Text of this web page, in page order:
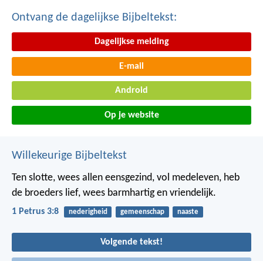
Ontvang de dagelijkse Bijbeltekst:
Dagelijkse melding
E-mail
Android
Op je website
Willekeurige Bijbeltekst
Ten slotte, wees allen eensgezind, vol medeleven, heb
de broeders lief, wees barmhartig en vriendelijk.
1 Petrus 3:8 nederigheid gemeenschap naaste
Volgende tekst!